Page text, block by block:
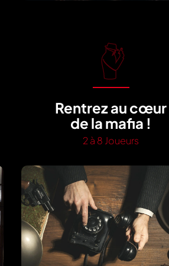
Rentrez au cœur
de la mafia !
2 à 8 Joueurs